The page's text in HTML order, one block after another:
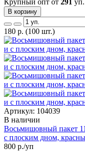
В корзину
180 р. (100 шт.)
Артикул: 104039
В наличии
Восьмишовный пакет
с плоским дном,
800 р./уп